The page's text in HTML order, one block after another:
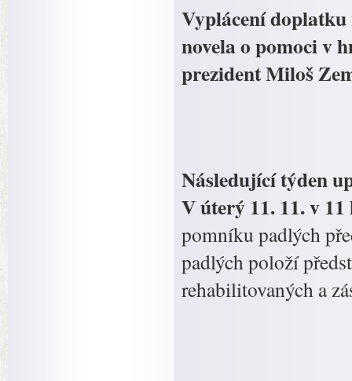
Vyplácení doplatku
novela o pomoci v
prezident Miloš
Následující týden
V úterý 11. 11. v
pomníku padlých
padlých položí
rehabilitovaných a